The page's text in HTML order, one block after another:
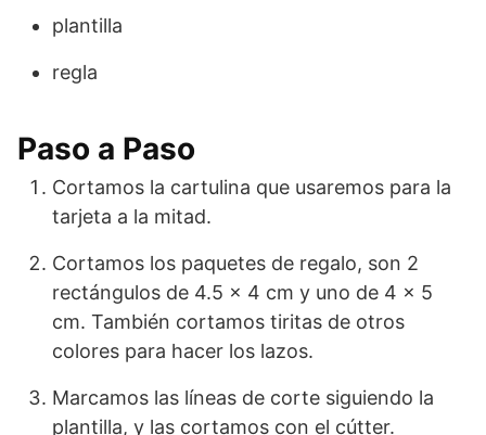
plantilla
regla
Paso a Paso
Cortamos la cartulina que usaremos para la
tarjeta a la mitad.
Cortamos los paquetes de regalo, son 2
rectángulos de 4.5 x 4 cm y uno de 4 x 5
cm. También cortamos tiritas de otros
colores para hacer los lazos.
Marcamos las líneas de corte siguiendo la
plantilla, y las cortamos con el cútter.